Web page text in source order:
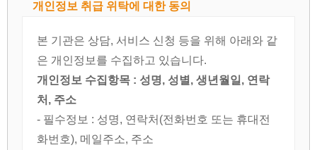
개인정보 취급 위탁에 대한 동의
본 기관은 상담, 서비스 신청 등을 위해 아래와 같
은 개인정보를 수집하고 있습니다.
개인정보 수집항목 : 성명, 성별, 생년월일, 연락
처, 주소
- 필수정보 : 성명, 연락처(전화번호 또는 휴대전
화번호), 메일주소, 주소